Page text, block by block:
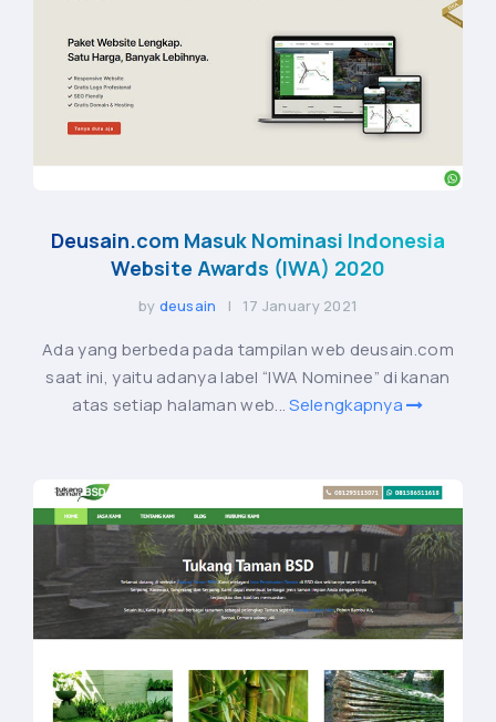
Deusain.com Masuk Nominasi Indonesia
Website Awards (IWA) 2020
by deusain | 17 January 2021
Ada yang berbeda pada tampilan web deusain.com
saat ini, yaitu adanya label “IWA Nominee” di kanan
atas setiap halaman web...Selengkapnya